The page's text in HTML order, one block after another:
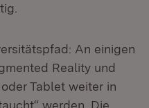
An einigen
Reality und
Tablet weiter in
werden. Die